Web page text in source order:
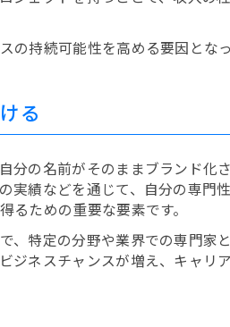
の持続可能性を高める要因となっ
る
分の名前がそのままブランド化さ
実績などを通じて、自分の専門
るための重要な要素です。
、特定の分野や業界での専門家
ジネスチャンスが増え、キャリ